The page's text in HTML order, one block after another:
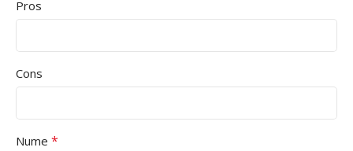
Pros
Cons
Nume *